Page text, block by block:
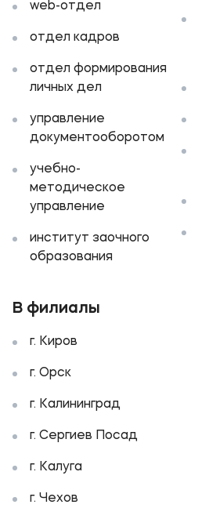
web-отдел
отдел кадров
отдел формирования
личных дел
управление
документооборотом
учебно-
методическое
управление
институт заочного
образования
В филиалы
г. Киров
г. Орск
г. Калининград
г. Сергиев Посад
г. Калуга
г. Чехов